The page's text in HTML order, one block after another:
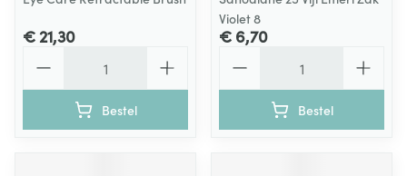
€ 21,30
Bestel
Violet 8
€ 6,70
Bestel